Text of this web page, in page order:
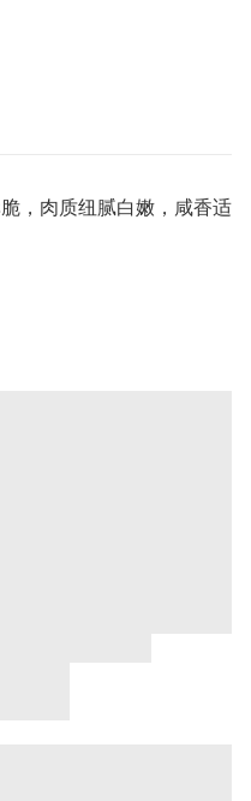
，肉质纽腻白嫩，咸香适